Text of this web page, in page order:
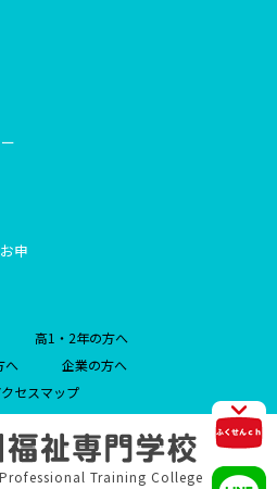
申
高1・2年の方へ
へ
企業の方へ
セスマップ
Training College